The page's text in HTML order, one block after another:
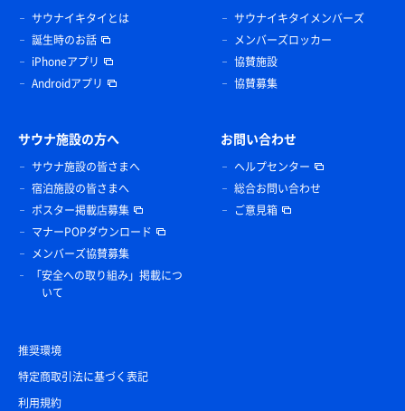
サウナイキタイとは
誕生時のお話
iPhoneアプリ
Androidアプリ
サウナイキタイメンバーズ
メンバーズロッカー
協賛施設
協賛募集
サウナ施設の方へ
サウナ施設の皆さまへ
宿泊施設の皆さまへ
ポスター掲載店募集
マナーPOPダウンロード
メンバーズ協賛募集
「安全への取り組み」掲載につ
いて
お問い合わせ
ヘルプセンター
総合お問い合わせ
ご意見箱
推奨環境
特定商取引法に基づく表記
利用規約